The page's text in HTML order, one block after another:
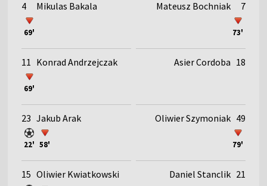
4 Mikulas Bakala
69'
11 Konrad Andrzejczak
69'
23 Jakub Arak
22' 58'
15 Oliwier Kwiatkowski
73'
Mateusz Bochniak 7
Asier Cordoba 18
79'
Oliwier Szymoniak 49
Daniel Stanclik 21